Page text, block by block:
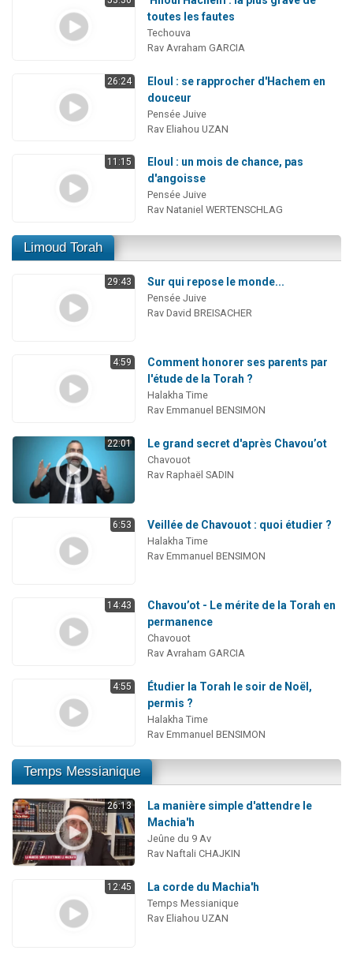
toutes les fautes
Techouva
Rav Avraham GARCIA
26:24
Eloul : se rapprocher d'Hachem en
douceur
Pensée Juive
Rav Eliahou UZAN
11:15
Eloul : un mois de chance, pas
d'angoisse
Pensée Juive
Rav Nataniel WERTENSCHLAG
Limoud Torah
29:43 Sur qui repose le monde...
Pensée Juive
Rav David BREISACHER
4:59
Comment honorer ses parents par
l'étude de la Torah ?
Halakha Time
Rav Emmanuel BENSIMON
22:01 Le grand secret d'après Chavou’ot
Chavouot
Rav Raphaël SADIN
6:53 Veillée de Chavouot : quoi étudier ?
Halakha Time
Rav Emmanuel BENSIMON
14:43
Chavou’ot - Le mérite de la Torah en
permanence
Chavouot
Rav Avraham GARCIA
4:55
Étudier la Torah le soir de Noël,
permis ?
Halakha Time
Rav Emmanuel BENSIMON
Temps Messianique
26:13
La manière simple d'attendre le
Machia'h
Jeûne du 9 Av
Rav Naftali CHAJKIN
12:45 La corde du Machia'h
Temps Messianique
Rav Eliahou UZAN